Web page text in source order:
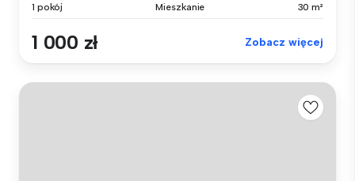
1 pokój Mieszkanie 30 m²
1 000 zł Zobacz więcej